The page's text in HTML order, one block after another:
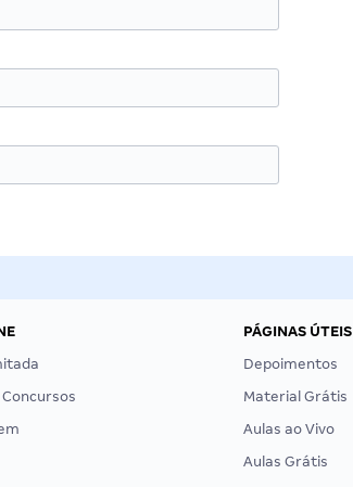
PÁGINAS ÚTEIS
Depoimentos
Material Grátis
Aulas ao Vivo
Aulas Grátis